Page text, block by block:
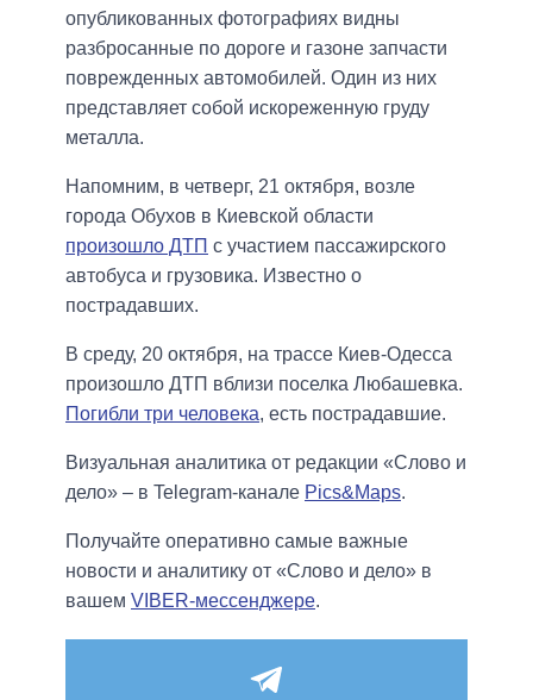
опубликованных фотографиях видны
разбросанные по дороге и газоне запчасти
поврежденных автомобилей. Один из них
представляет собой искореженную груду
металла.
Напомним, в четверг, 21 октября, возле
города Обухов в Киевской области
произошло ДТП с участием пассажирского
автобуса и грузовика. Известно о
пострадавших.
В среду, 20 октября, на трассе Киев-Одесса
произошло ДТП вблизи поселка Любашевка.
Погибли три человека, есть пострадавшие.
Визуальная аналитика от редакции «Слово и
дело» – в Telegram-канале Pics&Maps.
Получайте оперативно самые важные
новости и аналитику от «Слово и дело» в
вашем VIBER-мессенджере.